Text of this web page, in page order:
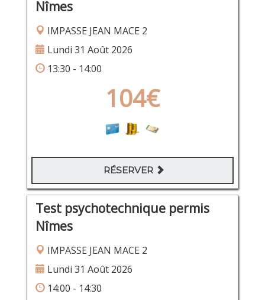
Nîmes
IMPASSE JEAN MACE 2
Lundi 31 Août 2026
13:30 - 14:00
104€
RÉSERVER
Test psychotechnique permis
Nîmes
IMPASSE JEAN MACE 2
Lundi 31 Août 2026
14:00 - 14:30